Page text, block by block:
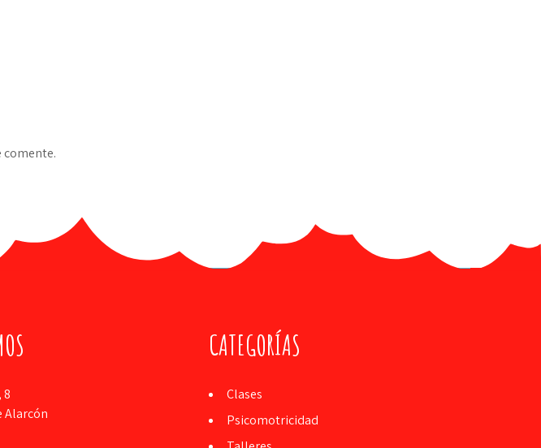
comente.
8
Alarcón
CATEGORÍAS
Clases
Psicomotricidad